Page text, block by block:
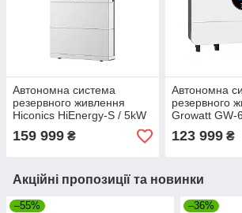
Автономна система
резервного живлення
Hiconics HiEnergy-S / 5kW
/ 10.2kWh / LiFePO4
(HEC2-S5.10)
159 999 ₴
Автономна
резервного
Growatt GW-
гібридний
батарея 2шт.
123 999₴
Акційні пропозиції та новинки
–55% –36%